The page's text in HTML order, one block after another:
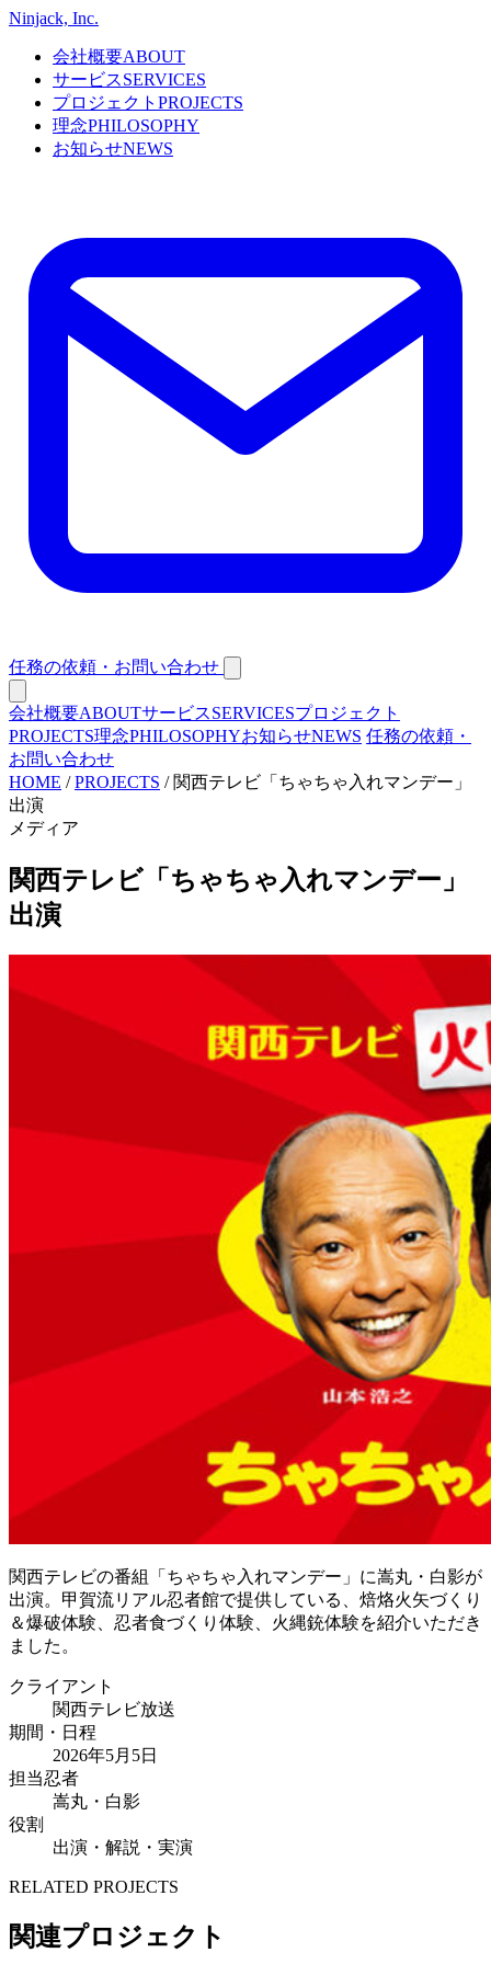
Ninjack, Inc.
会社概要ABOUT
サービスSERVICES
プロジェクト PROJECTS
理念PHILOSOPHY
お知らせNEWS
任務の依頼・お問い合わせ
会社概要ABOUTサービスSERVICESプロジェクト
PROJECTS理念PHILOSOPHYお知らせNEWS 任務の依頼・
お問い合わせ
HOME / PROJECTS / 関西テレビ「ちゃちゃ入れマンデー」
出演
メディア
関西テレビ「ちゃちゃ入れマンデー」
出演
関西テレビの番組「ちゃちゃ入れマンデー」に嵩丸・白影が
出演。甲賀流リアル忍者館で提供している、焙烙火矢づくり
＆爆破体験、忍者食づくり体験、火縄銃体験を紹介いただき
ました。
クライアント
関西テレビ放送
期間・日程
2026年5月5日
担当忍者
嵩丸・白影
役割
出演・解説・実演
RELATED PROJECTS
関連プロジェクト